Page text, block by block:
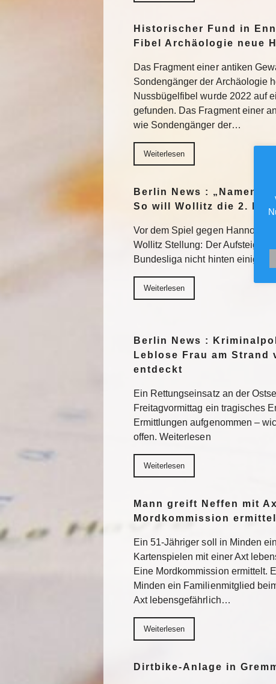
Historischer Fund in
Fibel Archäologie neue
Das Fragment einer antiken
Sondengänger der Archäologie
Nussbügelfibel wurde 2022 auf
gefunden. Das Fragment einer
wie Sondengänger der…
Weiterlesen
Berlin News : „Namen
So will Wollitz die 2.
Vor dem Spiel gegen Hannover
Wollitz Stellung: Der Aufsteiger
Bundesliga nicht hinten einigeln.
Weiterlesen
Berlin News :
Leblose Frau am Strand
entdeckt
Ein Rettungseinsatz an der
Freitagvormittag ein tragisches
Ermittlungen aufgenommen –
offen. Weiterlesen
Weiterlesen
Mann greift Neffen mit
Mordkommission
Ein 51-Jähriger soll in Minden
Kartenspielen mit einer Axt
Eine Mordkommission ermittelt.
Minden ein Familienmitglied
Axt lebensgefährlich…
Weiterlesen
Dirtbike-Anlage in